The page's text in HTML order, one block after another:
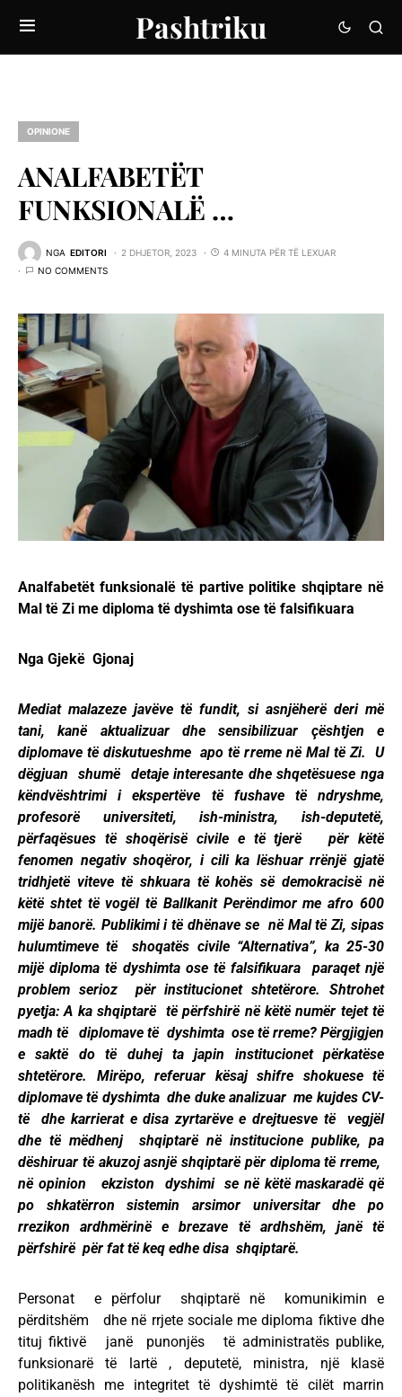
Pashtriku
OPINIONE
ANALFABETËT
FUNKSIONALË …
NGA EDITORI 2 DHJETOR, 2023
4 MINUTA PËR TË LEXUAR
NO COMMENTS
Analfabetët funksionalë të partive politike shqiptare në
Mal të Zi me diploma të dyshimta ose të falsifikuara
Nga Gjekë Gjonaj
Mediat malazeze javëve të fundit, si asnjëherë deri më
tani, kanë aktualizuar dhe sensibilizuar çështjen e
diplomave të diskutueshme apo të rreme në Mal të Zi. U
dëgjuan shumë detaje interesante dhe shqetësuese nga
këndvështrimi i ekspertëve të fushave të ndryshme,
profesorë universiteti, ish-ministra, ish-deputetë,
përfaqësues të shoqërisë civile e të tjerë për këtë
fenomen negativ shoqëror, i cili ka lëshuar rrënjë gjatë
tridhjetë viteve të shkuara të kohës së demokracisë në
këtë shtet të vogël të Ballkanit Perëndimor me afro 600
mijë banorë. Publikimi i të dhënave se në Mal të Zi, sipas
hulumtimeve të shoqatës civile “Alternativa”, ka 25-30
mijë diploma të dyshimta ose të falsifikuara paraqet një
problem serioz për institucionet shtetërore. Shtrohet
pyetja: A ka shqiptarë të përfshirë në këtë numër tejet të
madh të diplomave të dyshimta ose të rreme? Përgjigjen
e saktë do të duhej ta japin institucionet përkatëse
shtetërore. Mirëpo, referuar kësaj shifre shokuese të
diplomave të dyshimta dhe duke analizuar me kujdes CV-
të dhe karrierat e disa zyrtarëve e drejtuesve të vegjël
dhe të mëdhenj shqiptarë në institucione publike, pa
dëshiruar të akuzoj asnjë shqiptarë për diploma të rreme,
në opinion ekziston dyshimi se në këtë maskaradë që
po shkatërron sistemin arsimor universitar dhe po
rrezikon ardhmërinë e brezave të ardhshëm, janë të
përfshirë për fat të keq edhe disa shqiptarë.
Personat e përfolur shqiptarë në komunikimin e
përditshëm dhe në rrjete sociale me diploma fiktive dhe
tituj fiktivë janë punonjës të administratës publike,
funksionarë të lartë , deputetë, ministra, një klasë
politikanësh me integritet të dyshimtë të cilët marrin